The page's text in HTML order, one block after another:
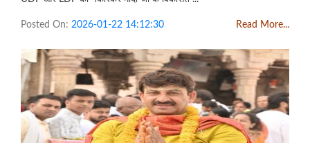
Posted On: 2026-01-22 14:12:30 Read More...